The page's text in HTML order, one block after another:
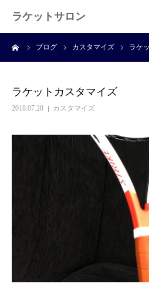
ラケットサロン
ブログ カスタマイズ ラケ
ラケットカスタマイズ
2018.07.28 カスタマイズ
ホーム
プライベートレッスン
お問い合わせ